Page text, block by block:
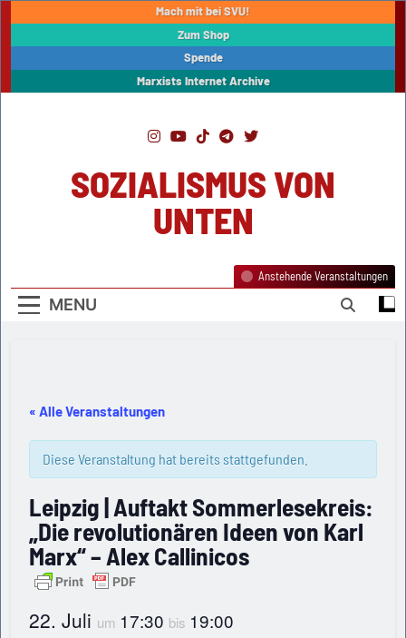
Mach mit bei SVU!
Zum Shop
Spende
Marxists Internet Archive
SOZIALISMUS VON
UNTEN
MENU
Anstehende Veranstaltungen
« Alle Veranstaltungen
Diese Veranstaltung hat bereits stattgefunden.
Leipzig | Auftakt Sommerlesekreis:
„Die revolutionären Ideen von Karl
Marx“ – Alex Callinicos
22. Juli um 17:30 bis 19:00